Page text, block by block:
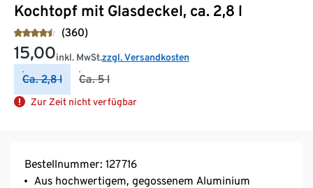
Kochtopf mit Glasdeckel, ca. 2,8 l
(360)
15,00inkl. MwSt.zzgl. Versandkosten
Ca. 2,8 l Ca. 5 l
Zur Zeit nicht verfügbar
Bestellnummer: 127716
Aus hochwertigem, gegossenem Aluminium